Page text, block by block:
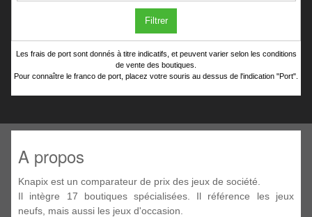
Filtrer
Les frais de port sont donnés à titre indicatifs, et peuvent varier selon les conditions
de vente des boutiques.
Pour connaître le franco de port, placez votre souris au dessus de l'indication "Port".
A propos
Knapix est un comparateur de prix des jeux de société.
Il intègre 17 boutiques spécialisées. Il référence les jeux
neufs, mais aussi les jeux d'occasion.